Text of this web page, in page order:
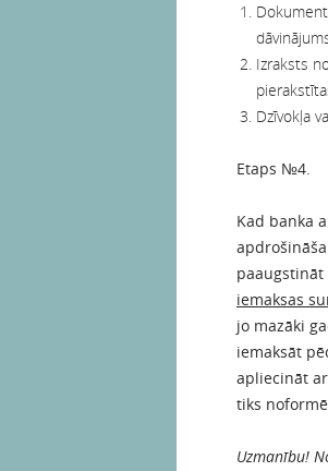
Izraksts
Dzīvokļa
Etaps №4.
Kad banka
iemaksas
jo mazāki
iemaksāt
apliecināt
tiks
Uzmanību!